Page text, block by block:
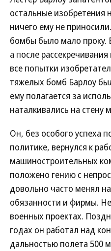
остальные
ничего ему не
бомбы было мало проку.
а после
все попытки
тяжелых бомб Барлоу
ему полагается за
наталкивались на стену
Он, без особого успеха
политике, вернулся к
машиностроительных
положено гению с
довольно часто менял
обязанности и фирмы.
военных проектах.
годах он работал над
дальностью полета 500